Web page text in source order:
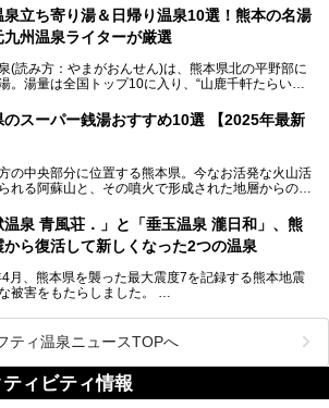
開した耕きちの湯を訪問し、全浴室(男女別大浴
傘や竹、ろうそくなどを用いて、和情緒たっぷりの
ップが無料で楽しめます。
計8日間開催。今回は地元九州在住の筆者が、その
底紹介。併せて、その他イベントや立ち寄り湯も併
泉立ち寄り湯＆日帰り温泉10選！熊本の名湯
九州温泉ライターが厳選
(読み方：やまがおんせん)は、熊本県北の平野部に
。湯量は全国トップ10に入り、“山鹿千軒たらいな
り、お湯の良さにも定評があります。
元九州の温泉ライターの私が実際に入浴した中か
風呂の3パターンに分類し、合計10施設を厳選して
ぜひ、湯めぐりの参考にして下さいね！
のスーパー銭湯おすすめ10選 【2025年最新
の中央部分に位置する熊本県。今なお活発な火山活
れる阿蘇山と、その噴火で形成された地層からの湧
熊本県は、県内の至るところから温泉が湧いている温
あります。山鹿温泉、玉名温泉、黒川温泉、人吉温
パー銭湯が豊富です。なかでも注目のスーパー銭湯
アップしました。
温泉 青風荘．」と「垂玉温泉 瀧日和」、熊
から復活して新しくなった2つの温泉
月、熊本県を襲った最大震度7を記録する熊本地震
被害をもたらしました。
の南阿蘇村の「地獄温泉 清風荘」、そして「清風
ら400mほど離れた「垂玉（たるたま）温泉 山口旅
2軒は、この地震による土砂崩れなどのために、一時
状態に。もしかしたらこの時のニュースで、「地獄
「垂玉温泉」の名前を知った人もいるかもしれませ
ティ温泉ニュースTOPへ
ィビティ情報